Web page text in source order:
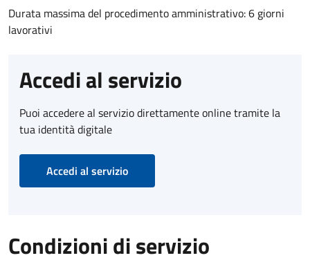
Durata massima del procedimento amministrativo: 6 giorni
lavorativi
Accedi al servizio
Puoi accedere al servizio direttamente online tramite la
tua identità digitale
Accedi al servizio
Condizioni di servizio